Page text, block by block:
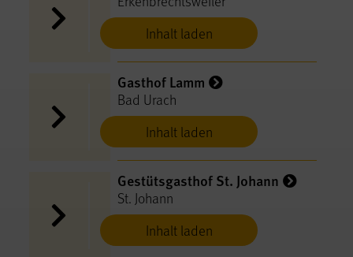
Inhalt laden
Inhalt laden
Gasthof Lamm
Bad Urach
Inhalt laden
Gestütsgasthof St. Johann
St. Johann